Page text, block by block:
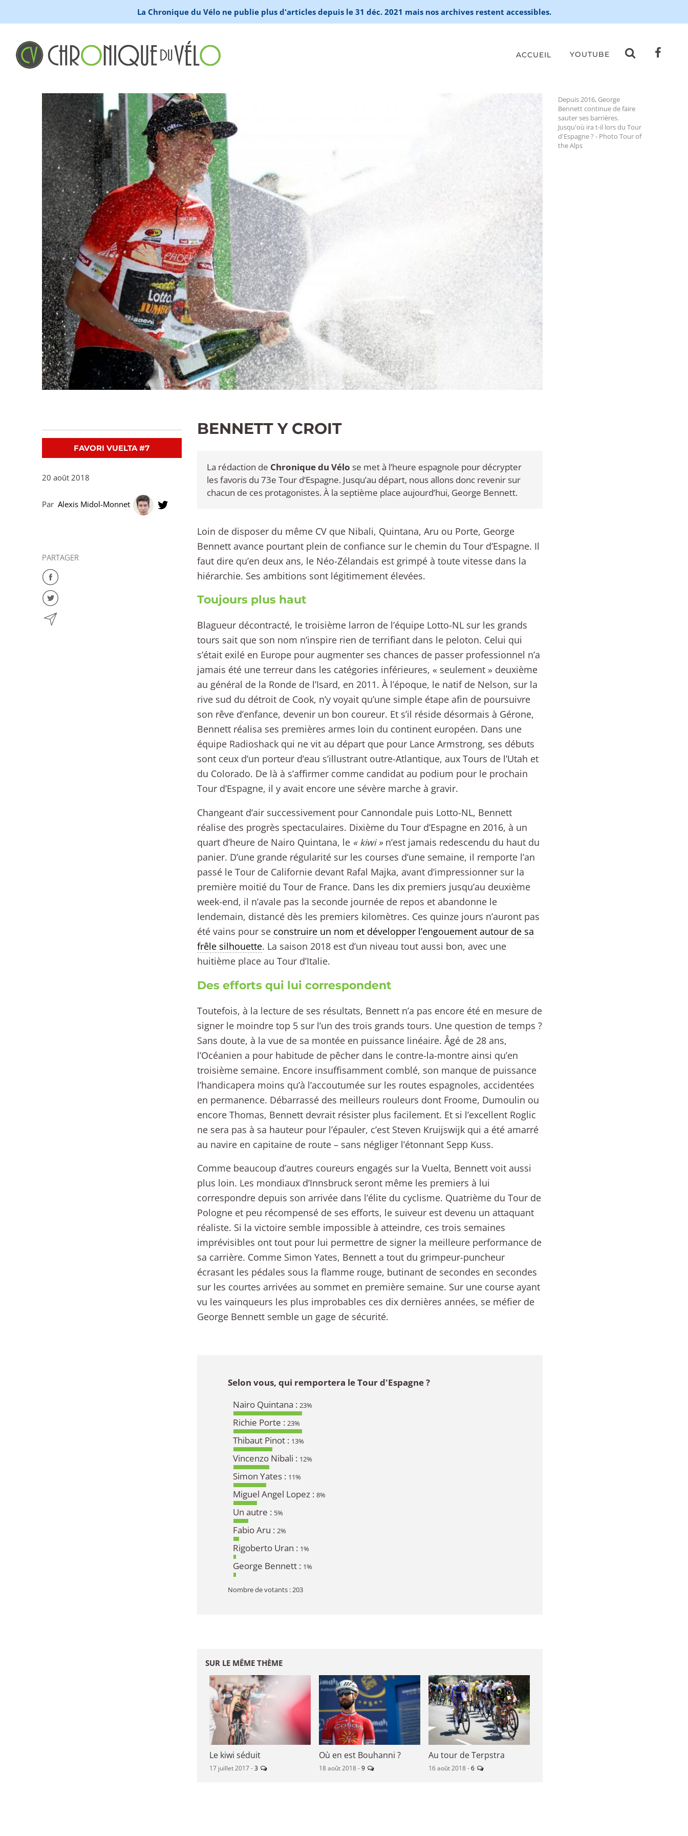
La Chronique du Vélo ne publie plus d'articles depuis le 31 déc. 2021 mais nos archives restent accessibles.
ACCUEIL YOUTUBE
Depuis 2016, George
Bennett continue de faire
sauter ses barrières.
Jusqu'où ira t-il lors du Tour
d'Espagne ? - Photo Tour of
the Alps
FAVORI VUELTA #7
20 août 2018
ParAlexis Midol-Monnet
PARTAGER
BENNETT Y CROIT
La rédaction de Chronique du Vélo se met à l’heure espagnole pour décrypter
les favoris du 73e Tour d’Espagne. Jusqu’au départ, nous allons donc revenir sur
chacun de ces protagonistes. À la septième place aujourd’hui, George Bennett.
Loin de disposer du même CV que Nibali, Quintana, Aru ou Porte, George
Bennett avance pourtant plein de confiance sur le chemin du Tour d’Espagne. Il
faut dire qu’en deux ans, le Néo-Zélandais est grimpé à toute vitesse dans la
hiérarchie. Ses ambitions sont légitimement élevées.
Toujours plus haut
Blagueur décontracté, le troisième larron de l’équipe Lotto-NL sur les grands
tours sait que son nom n’inspire rien de terrifiant dans le peloton. Celui qui
s’était exilé en Europe pour augmenter ses chances de passer professionnel n’a
jamais été une terreur dans les catégories inférieures, « seulement » deuxième
au général de la Ronde de l’Isard, en 2011. À l’époque, le natif de Nelson, sur la
rive sud du détroit de Cook, n’y voyait qu’une simple étape afin de poursuivre
son rêve d’enfance, devenir un bon coureur. Et s’il réside désormais à Gérone,
Bennett réalisa ses premières armes loin du continent européen. Dans une
équipe Radioshack qui ne vit au départ que pour Lance Armstrong, ses débuts
sont ceux d’un porteur d’eau s’illustrant outre-Atlantique, aux Tours de l’Utah et
du Colorado. De là à s’affirmer comme candidat au podium pour le prochain
Tour d’Espagne, il y avait encore une sévère marche à gravir.
Changeant d’air successivement pour Cannondale puis Lotto-NL, Bennett
réalise des progrès spectaculaires. Dixième du Tour d’Espagne en 2016, à un
quart d’heure de Nairo Quintana, le « kiwi »n’est jamais redescendu du haut du
panier. D’une grande régularité sur les courses d’une semaine, il remporte l’an
passé le Tour de Californie devant Rafal Majka, avant d’impressionner sur la
première moitié du Tour de France. Dans les dix premiers jusqu’au deuxième
week-end, il n’avale pas la seconde journée de repos et abandonne le
lendemain, distancé dès les premiers kilomètres. Ces quinze jours n’auront pas
été vains pour se construire un nom et développer l’engouement autour de sa
frêle silhouette. La saison 2018 est d’un niveau tout aussi bon, avec une
huitième place au Tour d’Italie.
Des efforts qui lui correspondent
Toutefois, à la lecture de ses résultats, Bennett n’a pas encore été en mesure de
signer le moindre top 5 sur l’un des trois grands tours. Une question de temps ?
Sans doute, à la vue de sa montée en puissance linéaire. Âgé de 28 ans,
l’Océanien a pour habitude de pêcher dans le contre-la-montre ainsi qu’en
troisième semaine. Encore insuffisamment comblé, son manque de puissance
l’handicapera moins qu’à l’accoutumée sur les routes espagnoles, accidentées
en permanence. Débarrassé des meilleurs rouleurs dont Froome, Dumoulin ou
encore Thomas, Bennett devrait résister plus facilement. Et si l’excellent Roglic
ne sera pas à sa hauteur pour l’épauler, c’est Steven Kruijswijk qui a été amarré
au navire en capitaine de route – sans négliger l’étonnant Sepp Kuss.
Comme beaucoup d’autres coureurs engagés sur la Vuelta, Bennett voit aussi
plus loin. Les mondiaux d’Innsbruck seront même les premiers à lui
correspondre depuis son arrivée dans l’élite du cyclisme. Quatrième du Tour de
Pologne et peu récompensé de ses efforts, le suiveur est devenu un attaquant
réaliste. Si la victoire semble impossible à atteindre, ces trois semaines
imprévisibles ont tout pour lui permettre de signer la meilleure performance de
sa carrière. Comme Simon Yates, Bennett a tout du grimpeur-puncheur
écrasant les pédales sous la flamme rouge, butinant de secondes en secondes
sur les courtes arrivées au sommet en première semaine. Sur une course ayant
vu les vainqueurs les plus improbables ces dix dernières années, se méfier de
George Bennett semble un gage de sécurité.
Selon vous, qui remportera le Tour d'Espagne ?
Nairo Quintana : 23%
Richie Porte : 23%
Thibaut Pinot : 13%
Vincenzo Nibali : 12%
Simon Yates : 11%
Miguel Angel Lopez : 8%
Un autre : 5%
Fabio Aru : 2%
Rigoberto Uran : 1%
George Bennett : 1%
Nombre de votants : 203
SUR LE MÊME THÈME
Le kiwi séduit
17 juillet 2017 -3
Où en est Bouhanni ?
18 août 2018 -9
Au tour de Terpstra
16 août 2018 -6